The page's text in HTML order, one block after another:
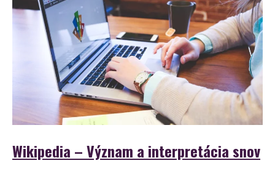
Wikipedia – Význam a interpretácia snov